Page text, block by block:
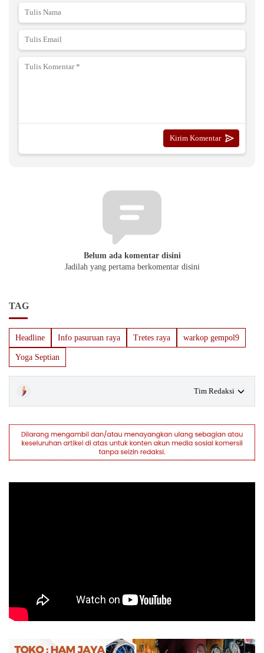
Belum ada komentar disini
Jadilah yang pertama berkomentar disini
TAG
Headline Info pasuruan raya Tretes raya warkop gempol9
Yoga Septian
Tim Redaksi